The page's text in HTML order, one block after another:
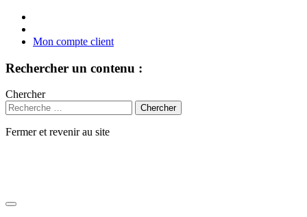
Mon compte client
Rechercher un contenu :
Chercher
Fermer et revenir au site